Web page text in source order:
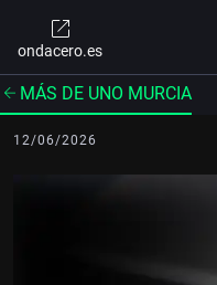
ondacero.es
MÁS DE UNO MURCIA
12/06/2026